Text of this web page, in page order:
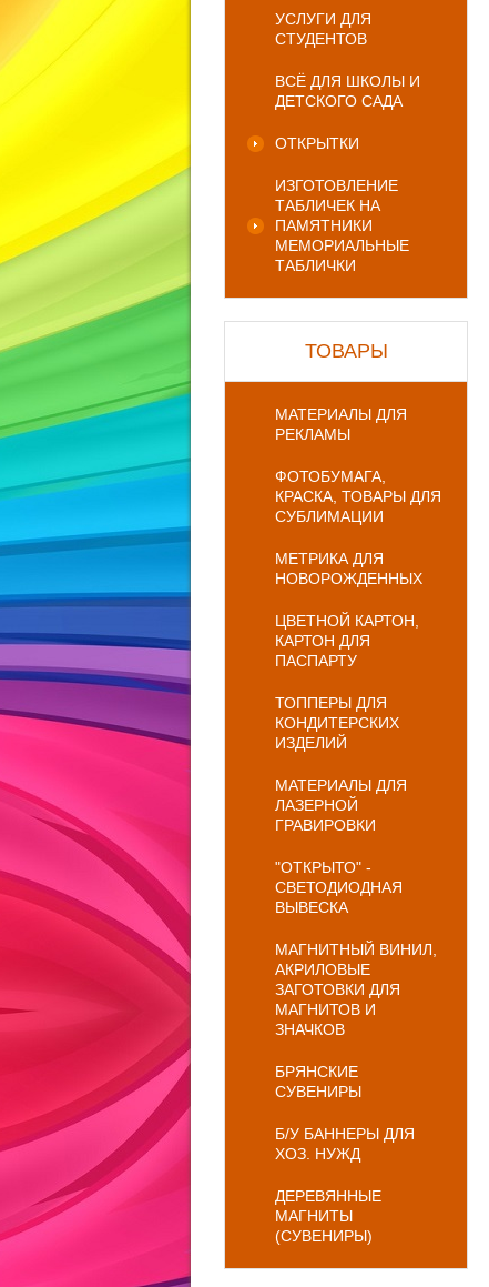
УСЛУГИ ДЛЯ
СТУДЕНТОВ
ВСЁ ДЛЯ ШКОЛЫ И
ДЕТСКОГО САДА
ОТКРЫТКИ
ИЗГОТОВЛЕНИЕ
ТАБЛИЧЕК НА
ПАМЯТНИКИ
МЕМОРИАЛЬНЫЕ
ТАБЛИЧКИ
ТОВАРЫ
МАТЕРИАЛЫ ДЛЯ
РЕКЛАМЫ
ФОТОБУМАГА,
КРАСКА, ТОВАРЫ ДЛЯ
СУБЛИМАЦИИ
МЕТРИКА ДЛЯ
НОВОРОЖДЕННЫХ
ЦВЕТНОЙ КАРТОН,
КАРТОН ДЛЯ
ПАСПАРТУ
ТОППЕРЫ ДЛЯ
КОНДИТЕРСКИХ
ИЗДЕЛИЙ
МАТЕРИАЛЫ ДЛЯ
ЛАЗЕРНОЙ
ГРАВИРОВКИ
"ОТКРЫТО" -
СВЕТОДИОДНАЯ
ВЫВЕСКА
МАГНИТНЫЙ ВИНИЛ,
АКРИЛОВЫЕ
ЗАГОТОВКИ ДЛЯ
МАГНИТОВ И
ЗНАЧКОВ
БРЯНСКИЕ
СУВЕНИРЫ
Б/У БАННЕРЫ ДЛЯ
ХОЗ. НУЖД
ДЕРЕВЯННЫЕ
МАГНИТЫ
(СУВЕНИРЫ)